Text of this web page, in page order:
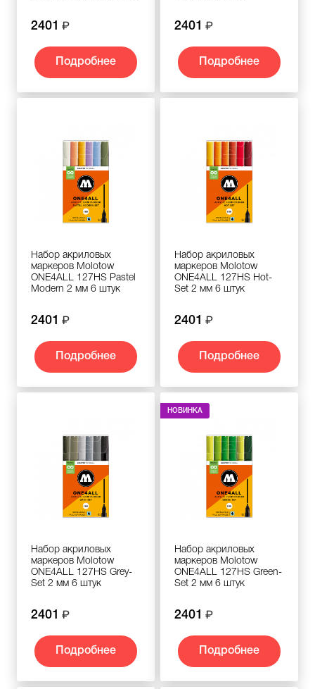
2401
Подробнее
2401
Подробнее
Набор акриловых
маркеров Molotow
ONE4ALL 127HS Pastel
Modern 2 мм 6 штук
2401
Подробнее
Набор акриловых
маркеров Molotow
ONE4ALL 127HS Hot-
Set 2 мм 6 штук
2401
Подробнее
Набор акриловых
маркеров Molotow
ONE4ALL 127HS Grey-
Set 2 мм 6 штук
2401
Подробнее
НОВИНКА
Набор акриловых
маркеров Molotow
ONE4ALL 127HS Green-
Set 2 мм 6 штук
2401
Подробнее